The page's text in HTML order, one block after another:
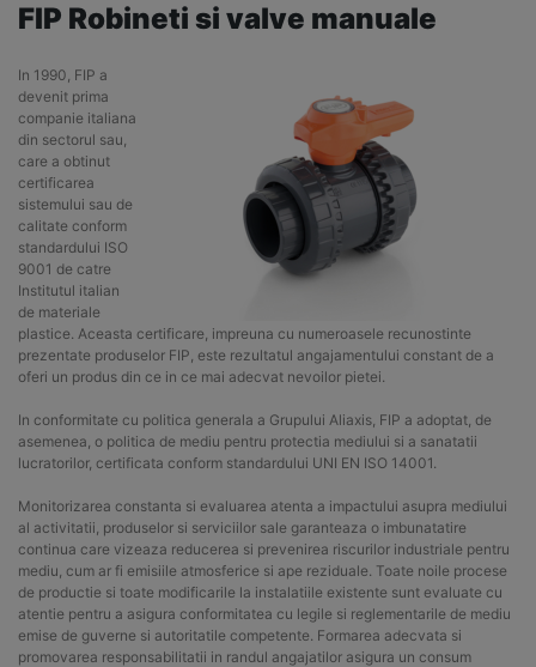
FIP Robineti si valve manuale
In 1990, FIP a
devenit prima
companie italiana
din sectorul sau,
care a obtinut
certificarea
sistemului sau de
calitate conform
standardului ISO
9001 de catre
Institutul italian
de materiale
plastice. Aceasta certificare, impreuna cu numeroasele recunostinte
prezentate produselor FIP, este rezultatul angajamentului constant de a
oferi un produs din ce in ce mai adecvat nevoilor pietei.
In conformitate cu politica generala a Grupului Aliaxis, FIP a adoptat, de
asemenea, o politica de mediu pentru protectia mediului si a sanatatii
lucratorilor, certificata conform standardului UNI EN ISO 14001.
Monitorizarea constanta si evaluarea atenta a impactului asupra mediului
al activitatii, produselor si serviciilor sale garanteaza o imbunatatire
continua care vizeaza reducerea si prevenirea riscurilor industriale pentru
mediu, cum ar fi emisiile atmosferice si ape reziduale. Toate noile procese
de productie si toate modificarile la instalatiile existente sunt evaluate cu
atentie pentru a asigura conformitatea cu legile si reglementarile de mediu
emise de guverne si autoritatile competente. Formarea adecvata si
promovarea responsabilitatii in randul angajatilor asigura un consum